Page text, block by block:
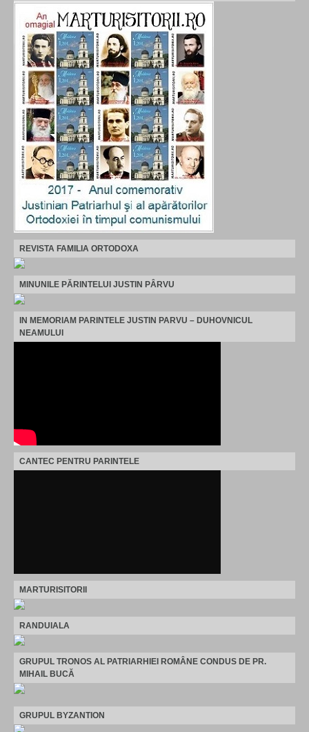
REVISTA FAMILIA ORTODOXA
MINUNILE PĂRINTELUI JUSTIN PÂRVU
IN MEMORIAM PARINTELE JUSTIN PARVU – DUHOVNICUL
NEAMULUI
CANTEC PENTRU PARINTELE
MARTURISITORII
RANDUIALA
GRUPUL TRONOS AL PATRIARHIEI ROMÂNE CONDUS DE PR.
MIHAIL BUCĂ
GRUPUL BYZANTION